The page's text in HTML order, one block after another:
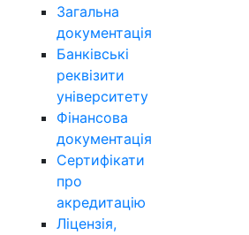
Загальна
документація
Банківські
реквізити
університету
Фінансова
документація
Сертифікати
про
акредитацію
Ліцензія,